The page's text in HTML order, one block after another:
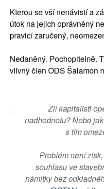
Kterou se vší nenávistí a
útok na jejich oprávněný
pravicí zaručený,
Nedaněný. Pochopitelně.
vlivný člen ODS Šalamon
Zlí kapitalisti
nadhodnotu? Nebo
s tím
Problém není
souhlasu ve
námitky bez